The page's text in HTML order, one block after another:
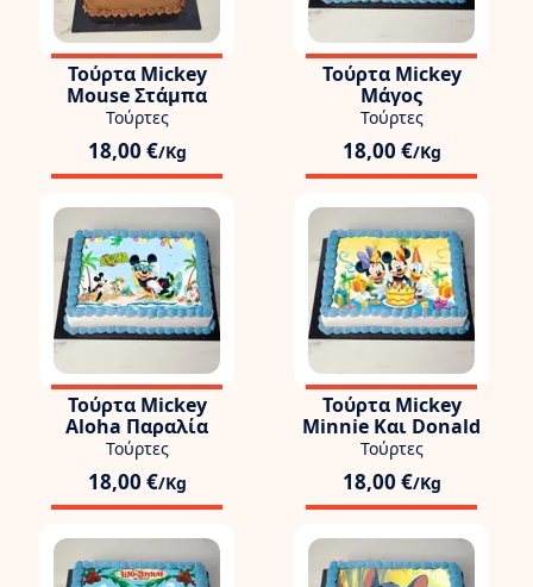
Τούρτα Mickey
Mouse Στάμπα
Τούρτες
18,00 €/Kg
Τούρτα Mickey
Μάγος
Τούρτες
18,00 €/Kg
Τούρτα Mickey
Aloha Παραλία
Τούρτες
18,00 €/Kg
Τούρτα Mickey
Minnie Και Donald
Τούρτες
18,00 €/Kg